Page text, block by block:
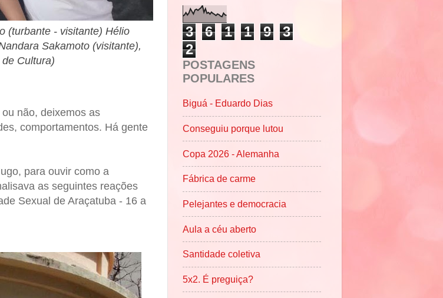
(turbante - visitante) Hélio
Sakamoto (visitante),
Cultura)
não, deixemos as
comportamentos. Há gente
para ouvir como a
as seguintes reações
Sexual de Araçatuba - 16 a
3 6 1 1 9
3
2
POSTAGENS
POPULARES
Biguá - Eduardo Dias
Conseguiu porque lutou
Copa 2026 - Alemanha
Fábrica de carme
Pelejantes e democracia
Aula a céu aberto
Santidade coletiva
5x2. É preguiça?